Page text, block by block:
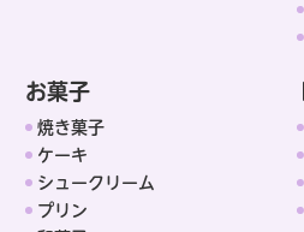
お菓子
焼き菓子
ケーキ
シュークリーム
プリン